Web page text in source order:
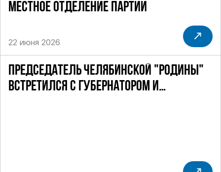
МЕСТНОЕ ОТДЕЛЕНИЕ ПАРТИИ
22 июня 2026
ПРЕДСЕДАТЕЛЬ ЧЕЛЯБИНСКОЙ "РОДИНЫ"
ВСТРЕТИЛСЯ С ГУБЕРНАТОРОМ И